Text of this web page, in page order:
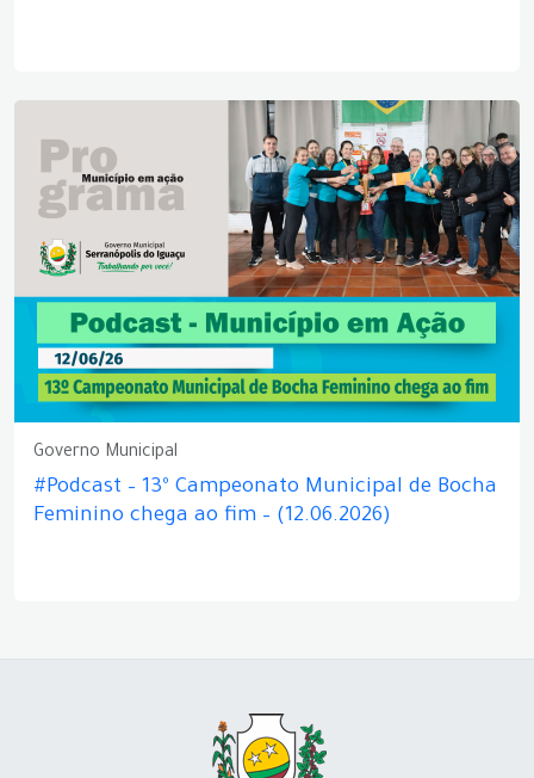
Governo Municipal
#Podcast – 13º Campeonato Municipal de Bocha
Feminino chega ao fim – (12.06.2026)